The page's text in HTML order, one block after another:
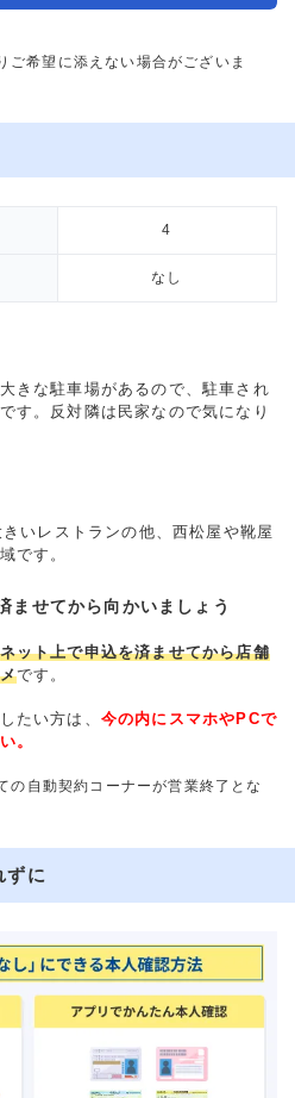
希望に添えない場合がございま
4
なし
きな駐車場があるので、駐車され
す。反対隣は民家なので気になり
いレストランの他、西松屋や靴屋
です。
ませてから向かいましょう
ネット上で申込を済ませてから店舗
です。
たい方は、 今の内にスマホやPCで
。
自動契約コーナーが営業終了とな
ずに